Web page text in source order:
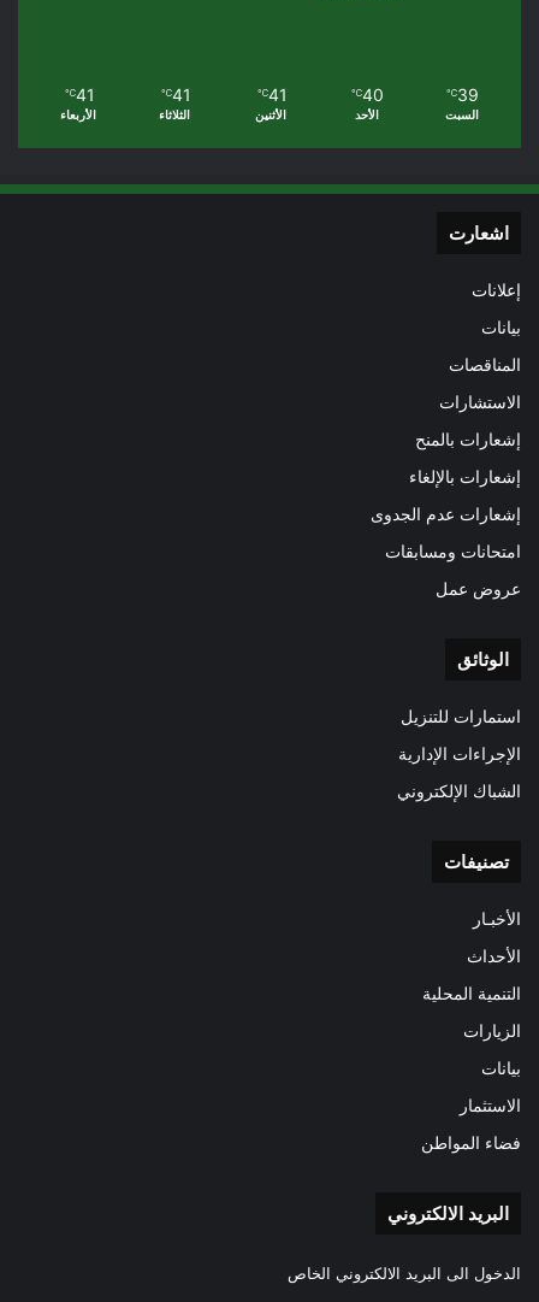
39
℃
السبت
40
℃
الأحد
41
℃
الأثنين
41
℃
الثلاثاء
41
℃
الأربعاء
اشعارت
إعلانات
بيانات
المناقصات
الاستشارات
إشعارات بالمنح
إشعارات بالإلغاء
إشعارات عدم الجدوى
امتحانات ومسابقات
عروض عمل
الوثائق
استمارات للتنزيل
الإجراءات الإدارية
الشباك الإلكتروني
تصنيفات
الأخبـار
الأحداث
التنمية المحلية
الزيارات
بيانات
الاستثمار
فضاء المواطن
البريد الالكتروني
الدخول الى البريد الالكتروني الخاص